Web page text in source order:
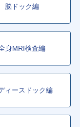
脳ドック編
身MRI検査編
ィースドック編